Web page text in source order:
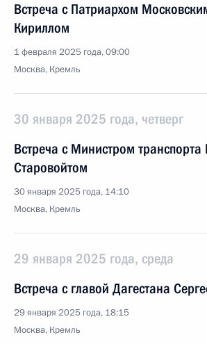
Встреча с Патриархом
Кириллом
1 февраля 2025 года, 09:00
Москва, Кремль
30 января 2025 года, четверг
Встреча с Министром
Старовойтом
30 января 2025 года, 14:10
Москва, Кремль
29 января 2025 года, среда
Встреча с главой Дагестана
29 января 2025 года, 18:15
Москва, Кремль